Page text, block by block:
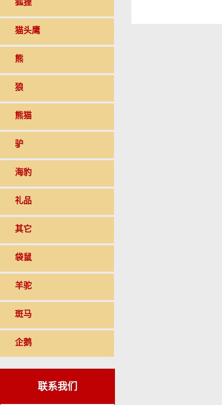
狐狸
猫头鹰
熊
狼
熊猫
驴
海豹
礼品
其它
袋鼠
羊驼
斑马
企鹅
联系我们